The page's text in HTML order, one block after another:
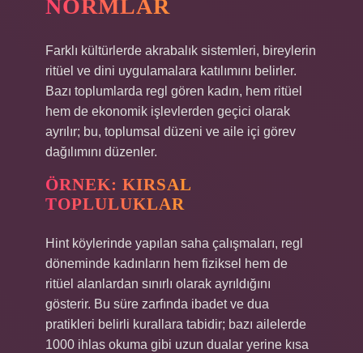
NORMLAR
Farklı kültürlerde akrabalık sistemleri, bireylerin
ritüel ve dini uygulamalara katılımını belirler.
Bazı toplumlarda regl gören kadın, hem ritüel
hem de ekonomik işlevlerden geçici olarak
ayrılır; bu, toplumsal düzeni ve aile içi görev
dağılımını düzenler.
ÖRNEK: KIRSAL
TOPLULUKLAR
Hint köylerinde yapılan saha çalışmaları, regl
döneminde kadınların hem fiziksel hem de
ritüel alanlardan sınırlı olarak ayrıldığını
gösterir. Bu süre zarfında ibadet ve dua
pratikleri belirli kurallara tabidir; bazı ailelerde
1000 ihlas okuma gibi uzun dualar yerine kısa